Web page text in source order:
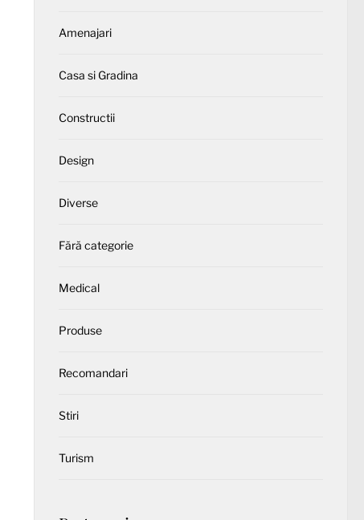
Amenajari
Casa si Gradina
Constructii
Design
Diverse
Fără categorie
Medical
Produse
Recomandari
Stiri
Turism